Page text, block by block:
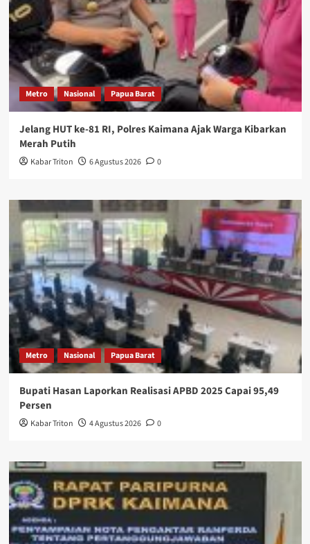
Metro Nasional Papua Barat
Jelang HUT ke-81 RI, Polres Kaimana Ajak Warga Kibarkan
Merah Putih
Kabar Triton 6 Agustus 2026 0
Metro Nasional Papua Barat
Bupati Hasan Laporkan Realisasi APBD 2025 Capai 95,49
Persen
Kabar Triton 4 Agustus 2026 0